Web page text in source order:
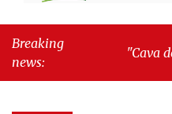
Breaking
news:
"Cava de’